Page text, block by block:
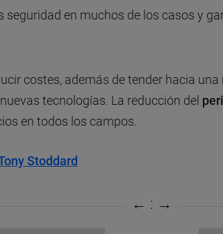
seguridad en muchos de los casos y
costes, además de tender hacia
tecnologías. La reducción del
en todos los campos.
Stoddard